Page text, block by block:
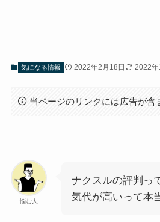
気になる情報 2022年2月18日 2022年
当ページのリンクには広告が含
悩む人
ナクスルの評判っ
気代が高いって本